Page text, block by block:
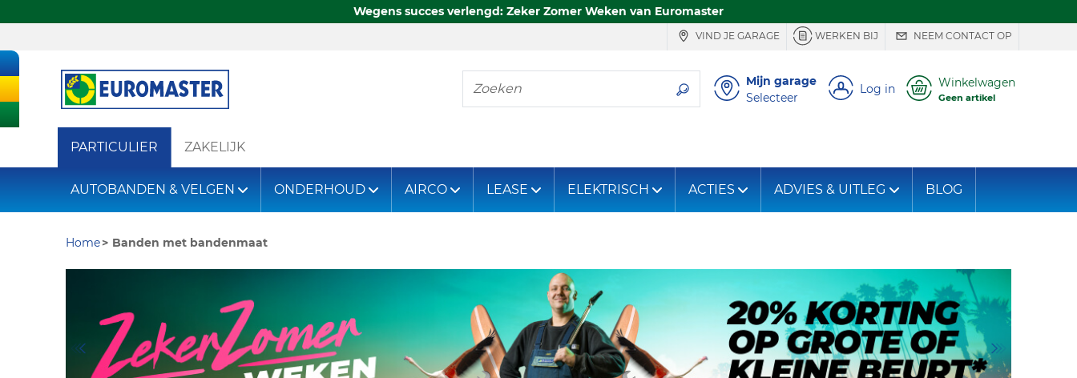
Wegens succes verlengd: Zeker Zomer Weken van Euromaster
VIND JE GARAGE WERKEN BIJ NEEM CONTACT OP
Zoeken
Mijn garage
Selecteer
Log in Winkelwagen
Geen artikel
PARTICULIER ZAKELIJK
AUTOBANDEN & VELGEN ONDERHOUD AIRCO LEASE ELEKTRISCH ACTIES ADVIES & UITLEG BLOG
Home Banden met bandenmaat